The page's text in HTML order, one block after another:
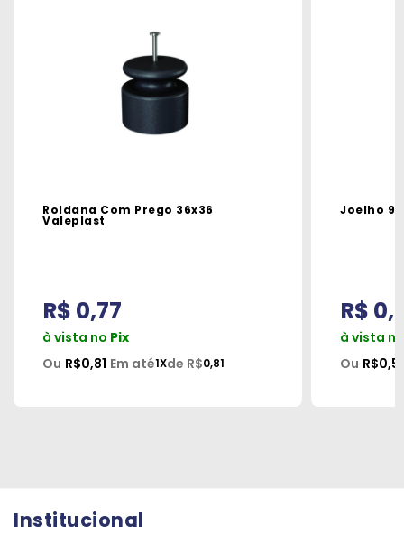
Roldana Com Prego 36x36
Valeplast
R$ 0,77
à vista no Pix
Ou R$0,81 Em até1Xde R$0,81
Joelho
R$
à vista
Ou
Institucional